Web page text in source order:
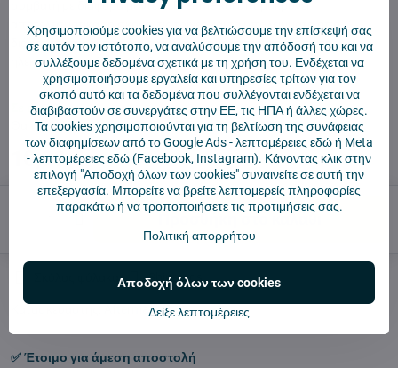
συμβατή με διάφορα μοντέλα Dreame και απομακρύνει
αποτελεσματικά τη σκόνη, τις τρίχες και τα υπολείμματα από
διάφορες επιφάνειες, διασφαλίζοντας βέλτιστη απόδοση της
ηλεκτρικής σκούπας.Διαβάστε περισσότερα
Σε απόθεμα
Θα παραδώσουμε την ημέρα:Πέμπτη13.8.2026
10,99 €
Προσθήκη στο καλάθι
Σκύλος φύλακας Shippings
Aftermarket
✅ Έτοιμο για άμεση αποστολή
Χρησιμοποιούμε cookies για να βελτιώσουμε την επίσκεψή σας
σε αυτόν τον ιστότοπο, να αναλύσουμε την απόδοσή του και να
συλλέξουμε δεδομένα σχετικά με τη χρήση του. Ενδέχεται να
χρησιμοποιήσουμε εργαλεία και υπηρεσίες τρίτων για τον
σκοπό αυτό και τα δεδομένα που συλλέγονται ενδέχεται να
διαβιβαστούν σε συνεργάτες στην ΕΕ, τις ΗΠΑ ή άλλες χώρες.
Τα cookies χρησιμοποιούνται για τη βελτίωση της συνάφειας
των διαφημίσεων από το Google Ads -λεπτομέρειες εδώή Meta
-λεπτομέρειες εδώ (Facebook, Instagram). Κάνοντας κλικ στην
επιλογή "Αποδοχή όλων των cookies" συναινείτε σε αυτή την
επεξεργασία. Μπορείτε να βρείτε λεπτομερείς πληροφορίες
παρακάτω ή να τροποποιήσετε τις προτιμήσεις σας.
Πολιτική απορρήτου
Δείξε λεπτομέρειες
Αποδοχή όλων των cookies